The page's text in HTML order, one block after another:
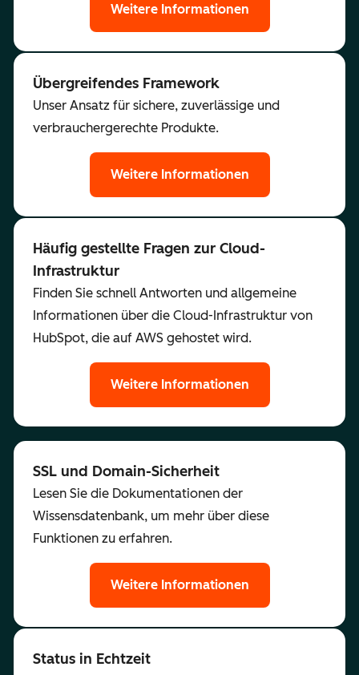
Weitere Informationen
Übergreifendes Framework
Unser Ansatz für sichere, zuverlässige und
verbrauchergerechte Produkte.
Weitere Informationen
Häufig gestellte Fragen zur Cloud-
Infrastruktur
Finden Sie schnell Antworten und allgemeine
Informationen über die Cloud-Infrastruktur von
HubSpot, die auf AWS gehostet wird.
Weitere Informationen
SSL und Domain-Sicherheit
Lesen Sie die Dokumentationen der
Wissensdatenbank, um mehr über diese
Funktionen zu erfahren.
Weitere Informationen
Status in Echtzeit